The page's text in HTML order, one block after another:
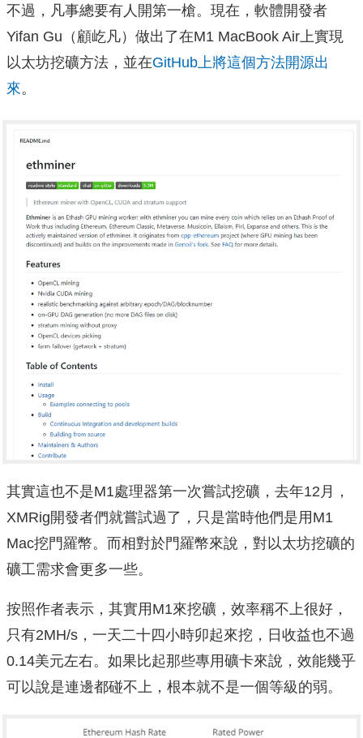
不過，凡事總要有人開第一槍。現在，軟體開發者
Yifan Gu（顧屹凡）做出了在M1 MacBook Air上實現
以太坊挖礦方法，並在GitHub上將這個方法開源出
來。
其實這也不是M1處理器第一次嘗試挖礦，去年12月，
XMRig開發者們就嘗試過了，只是當時他們是用M1
Mac挖門羅幣。而相對於門羅幣來說，對以太坊挖礦的
礦工需求會更多一些。
按照作者表示，其實用M1來挖礦，效率稱不上很好，
只有2MH/s，一天二十四小時卯起來挖，日收益也不過
0.14美元左右。如果比起那些專用礦卡來說，效能幾乎
可以說是連邊都碰不上，根本就不是一個等級的弱。